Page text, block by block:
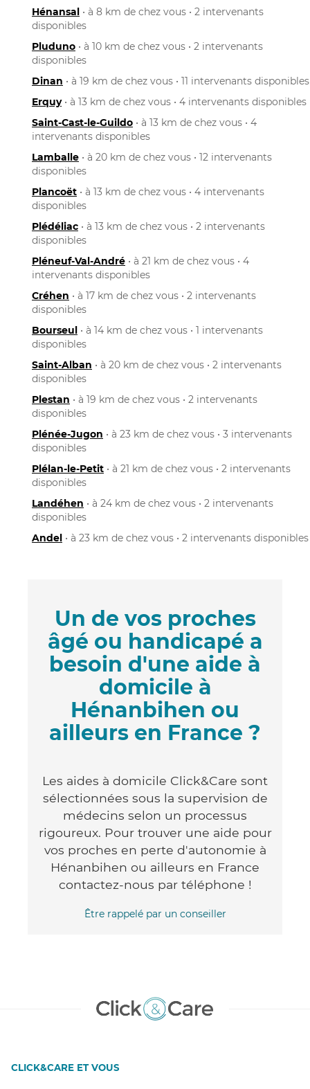
Hénansal • à 8 km de chez vous • 2 intervenants
disponibles
Pluduno • à 10 km de chez vous • 2 intervenants
disponibles
Dinan • à 19 km de chez vous • 11 intervenants disponibles
Erquy• à 13 km de chez vous • 4 intervenants disponibles
Saint-Cast-le-Guildo • à 13 km de chez vous • 4
intervenants disponibles
Lamballe • à 20 km de chez vous • 12 intervenants
disponibles
Plancoët • à 13 km de chez vous • 4 intervenants
disponibles
Plédéliac • à 13 km de chez vous • 2 intervenants
disponibles
Pléneuf-Val-André • à 21 km de chez vous • 4
intervenants disponibles
Créhen • à 17 km de chez vous • 2 intervenants
disponibles
Bourseul • à 14 km de chez vous • 1 intervenants
disponibles
Saint-Alban • à 20 km de chez vous • 2 intervenants
disponibles
Plestan • à 19 km de chez vous • 2 intervenants
disponibles
Plénée-Jugon • à 23 km de chez vous • 3 intervenants
disponibles
Plélan-le-Petit • à 21 km de chez vous • 2 intervenants
disponibles
Landéhen • à 24 km de chez vous • 2 intervenants
disponibles
Andel • à 23 km de chez vous • 2 intervenants disponibles
Un de vos proches
âgé ou handicapé a
besoin d'une aide à
domicile à
Hénanbihen ou
ailleurs en France ?
Les aides à domicile Click&Care sont
sélectionnées sous la supervision de
médecins selon un processus
rigoureux. Pour trouver une aide pour
vos proches en perte d'autonomie à
Hénanbihen ou ailleurs en France
contactez-nous par téléphone !
Être rappelé par un conseiller
CLICK&CARE ET VOUS